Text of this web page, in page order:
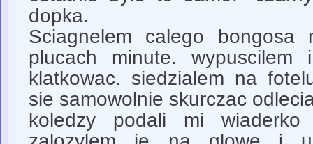
dopka.
Sciagnelem calego
plucach minute.
klatkowac. siedzialem na
sie samowolnie skurczac
koledzy podali mi